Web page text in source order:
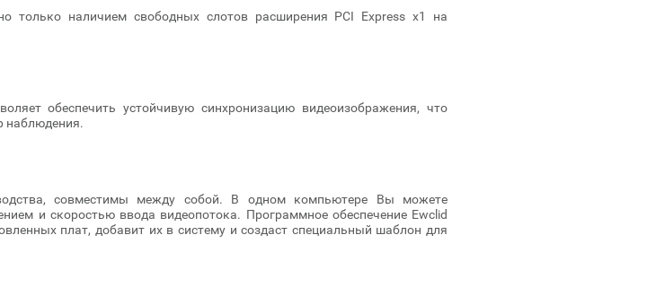
только наличием свободных слотов расширения PCI Express x1 на
обеспечить устойчивую синхронизацию видеоизображения, что
наблюдения.
совместимы между собой. В одном компьютере Вы можете
и скоростью ввода видеопотока. Программное обеспечение Ewclid
плат, добавит их в систему и создаст специальный шаблон для